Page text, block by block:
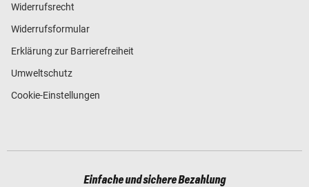
Widerrufsrecht
Widerrufsformular
Erklärung zur Barrierefreiheit
Umweltschutz
Cookie-Einstellungen
Einfache und sichere Bezahlung